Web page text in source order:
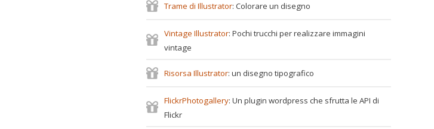
Trame di Illustrator: Colorare un disegno
Vintage Illustrator: Pochi trucchi per realizzare immagini
vintage
Risorsa Illustrator: un disegno tipografico
FlickrPhotogallery: Un plugin wordpress che sfrutta le API di
Flickr